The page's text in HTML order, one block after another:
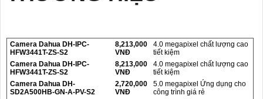
Camera Dahua DH-IPC-
HFW3441T-ZS-S2
8,213,000
VNĐ
4.0 megapixel chất lượng cao
tiết kiệm
Camera Dahua DH-IPC-
HFW3441T-ZS-S2
8,213,000
VNĐ
4.0 megapixel chất lượng cao
tiết kiệm
Camera Dahua DH-
SD2A500HB-GN-A-PV-S2
2,720,000
VNĐ
5.0 megapixel Ứng dụng cho
công trình giá rẻ